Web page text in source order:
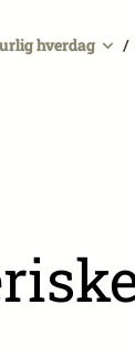
hverdag